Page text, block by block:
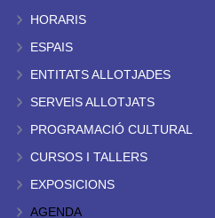
HORARIS
ESPAIS
ENTITATS ALLOTJADES
SERVEIS ALLOTJATS
PROGRAMACIÓ CULTURAL
CURSOS I TALLERS
EXPOSICIONS
AGENDA